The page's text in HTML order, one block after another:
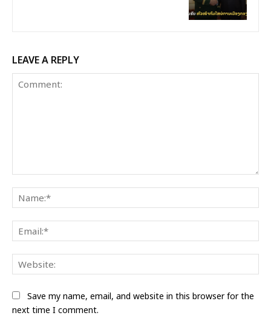
LEAVE A REPLY
Save my name, email, and website in this browser for the
next time I comment.